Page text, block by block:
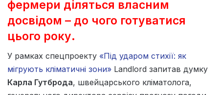
фермери діляться власним
досвідом – до чого готуватися
цього року.
У рамках спецпроекту «Під ударом стихії: як
мігрують кліматичні зони» Landlord запитав думку
Карла Гутброда, швейцарського клiматолога,